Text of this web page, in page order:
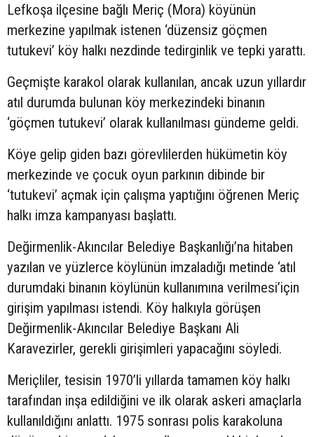
Lefkoşa ilçesine bağlı Meriç (Mora) köyünün
merkezine yapılmak istenen ‘düzensiz göçmen
tutukevi’ köy halkı nezdinde tedirginlik ve tepki yarattı.
Geçmişte karakol olarak kullanılan, ancak uzun yıllardır
atıl durumda bulunan köy merkezindeki binanın
‘göçmen tutukevi’ olarak kullanılması gündeme geldi.
Köye gelip giden bazı görevlilerden hükümetin köy
merkezinde ve çocuk oyun parkının dibinde bir
‘tutukevi’ açmak için çalışma yaptığını öğrenen Meriç
halkı imza kampanyası başlattı.
Değirmenlik-Akıncılar Belediye Başkanlığı’na hitaben
yazılan ve yüzlerce köylünün imzaladığı metinde ‘atıl
durumdaki binanın köylünün kullanımına verilmesi’için
girişim yapılması istendi. Köy halkıyla görüşen
Değirmenlik-Akıncılar Belediye Başkanı Ali
Karavezirler, gerekli girişimleri yapacağını söyledi.
Meriçliler, tesisin 1970’li yıllarda tamamen köy halkı
tarafından inşa edildiğini ve ilk olarak askeri amaçlarla
kullanıldığını anlattı. 1975 sonrası polis karakoluna